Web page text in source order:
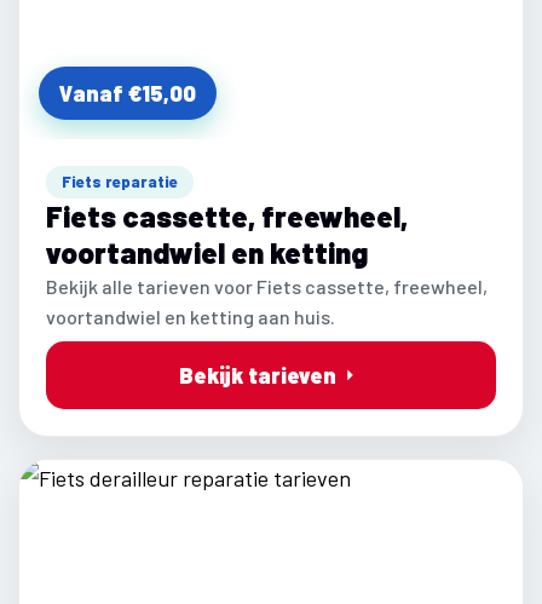
Vanaf €15,00
Fiets reparatie
Fiets cassette, freewheel,
voortandwiel en ketting
Bekijk alle tarieven voor Fiets cassette, freewheel,
voortandwiel en ketting aan huis.
Bekijk tarieven